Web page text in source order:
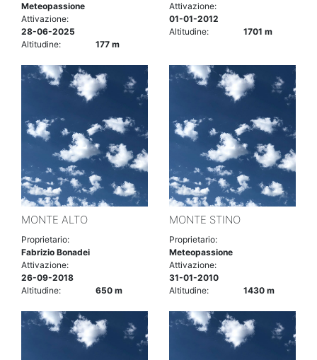
Meteopassione
Attivazione:
28-06-2025
Altitudine:
177 m
Attivazione:
01-01-2012
Altitudine:
1701 m
MONTE ALTO
Proprietario:
Fabrizio Bonadei
Attivazione:
26-09-2018
Altitudine:
650 m
MONTE STINO
Proprietario:
Meteopassione
Attivazione:
31-01-2010
Altitudine:
1430 m